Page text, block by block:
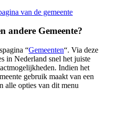
van de gemeente
andere Gemeente?
“Gemeenten“. Via deze
in Nederland snel het juiste
Indien het
gebruik maakt van een
alle opties van dit menu